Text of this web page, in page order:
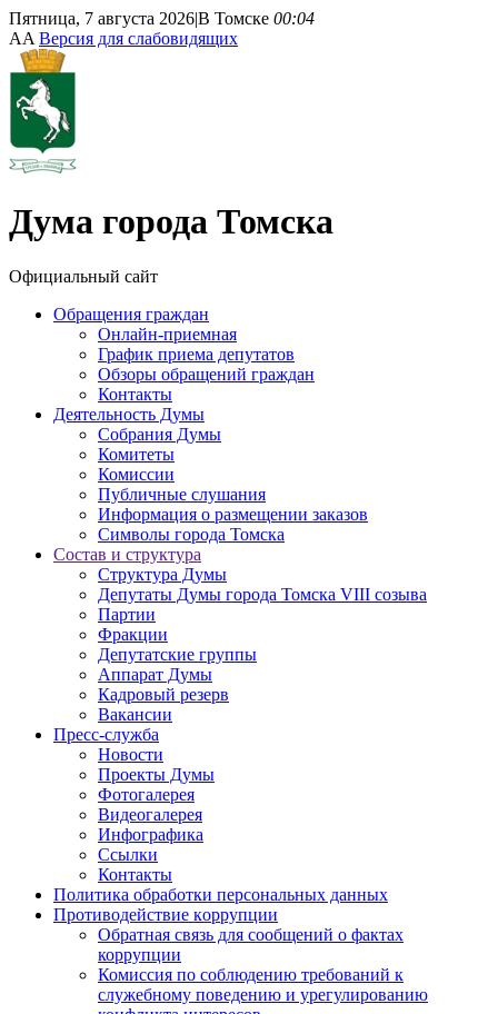
Пятница, 7 августа 2026|В Томске 00:04
AA Версия для слабовидящих
Дума города Томска
Официальный сайт
Обращения граждан
Онлайн-приемная
График приема депутатов
Обзоры обращений граждан
Контакты
Деятельность Думы
Собрания Думы
Комитеты
Комиссии
Публичные слушания
Информация о размещении заказов
Символы города Томска
Состав и структура
Структура Думы
Депутаты Думы города Томска VIII созыва
Партии
Фракции
Депутатские группы
Аппарат Думы
Кадровый резерв
Вакансии
Пресс-служба
Новости
Проекты Думы
Фотогалерея
Видеогалерея
Инфографика
Ссылки
Контакты
Политика обработки персональных данных
Прoтивoдeйствие кoрpупции
Обратная связь для сообщений о фактах
коррупции
Комиссия по соблюдению требований к
служебному поведению и урегулированию